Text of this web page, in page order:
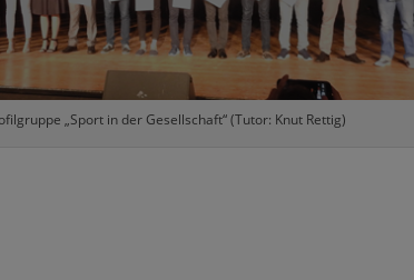
„Sport in der Gesellschaft“ (Tutor: Knut Rettig)